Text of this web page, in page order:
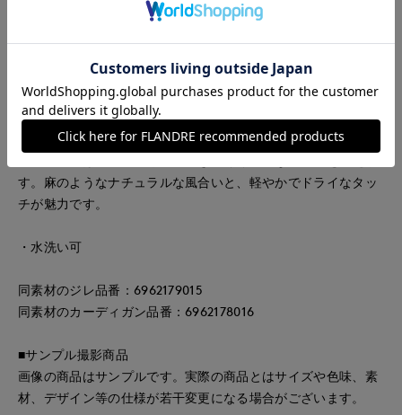
り入れやすい一枚です。ニットならではの成型テクニックで仕
ーする安心感のある袖丈も魅力です。
■素材
マニラ麻由来の紙から生まれたペーパーヤーンを使用。吸汗性
す。麻のようなナチュラルな風合いと、軽やかでドライなタッ
チが魅力です。
・水洗い可
同素材のジレ品番：6962179015
同素材のカーディガン品番：6962178016
■サンプル撮影商品
画像の商品はサンプルです。実際の商品とはサイズや色味、素
材、デザイン等の仕様が若干変更になる場合がございます。